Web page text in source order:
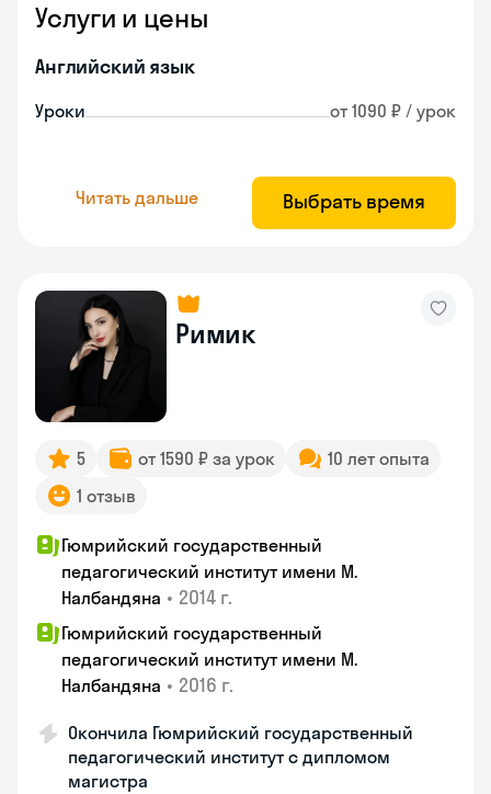
Услуги и цены
Английский язык
Уроки от 1090 ₽ / урок
Читать дальше Выбрать время
Римик
5 от 1590 ₽ за урок
10 лет опыта
1 отзыв
Гюмрийский государственный
педагогический институт имени М.
Налбандяна • 2014 г.
Гюмрийский государственный
педагогический институт имени М.
Налбандяна • 2016 г.
Окончила Гюмрийский государственный
педагогический институт с дипломом
магистра